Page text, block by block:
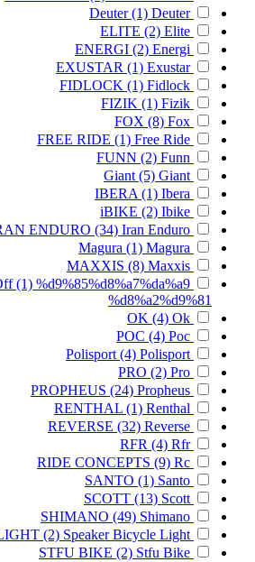
Deuter (1) Deuter
ELITE (2) Elite
ENERGI (2) Energi
EXUSTAR (1) Exustar
FIDLOCK (1) Fidlock
FIZIK (1) Fizik
FOX (8) Fox
FREE RIDE (1) Free Ride
FUNN (2) Funn
Giant (5) Giant
IBERA (1) Ibera
iBIKE (2) Ibike
ENDURO (34) Iran Enduro
Magura (1) Magura
MAXXIS (8) Maxxis
(1) %d9%85%d8%a7%da%a9
%d8%a2%d9%81
OK (4) Ok
POC (4) Poc
Polisport (4) Polisport
PRO (2) Pro
PROPHEUS (24) Propheus
RENTHAL (1) Renthal
REVERSE (32) Reverse
RFR (4) Rfr
RIDE CONCEPTS (9) Rc
SANTO (1) Santo
SCOTT (13) Scott
SHIMANO (49) Shimano
(2) Speaker Bicycle Light
STFU BIKE (2) Stfu Bike